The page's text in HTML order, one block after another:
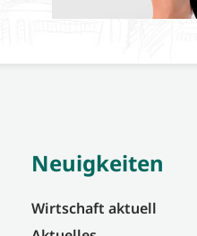
Neuigkeiten
Wirtschaft aktuell